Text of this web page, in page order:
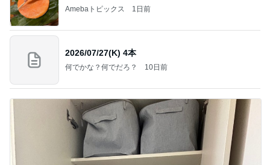
Amebaトピックス 1日前
2026/07/27(K) 4本
何でかな？何でだろ？ 10日前